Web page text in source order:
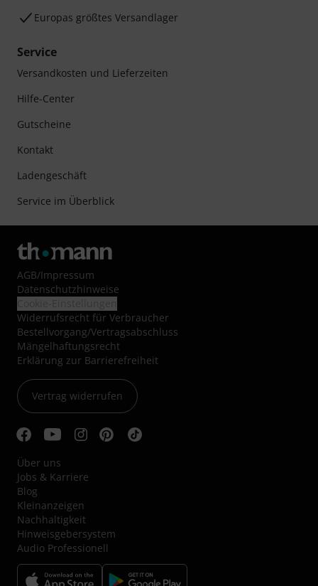
Europas größtes Versandlager
Service
Versandkosten und Lieferzeiten
Hilfe-Center
Gutscheine
Kontakt
Ladengeschäft
Service im Überblick
AGB/Impressum
Datenschutzhinweise
Widerrufsrecht für Verbraucher
Bestellvorgang/Vertragsabschluss
Mängelhaftungsrecht
Erklärung zur Barrierefreiheit
Vertrag widerrufen
Über uns
Jobs & Karriere
Blog
Kleinanzeigen
Nachhaltigkeit
Hinweisgebersystem
Audio Professionell